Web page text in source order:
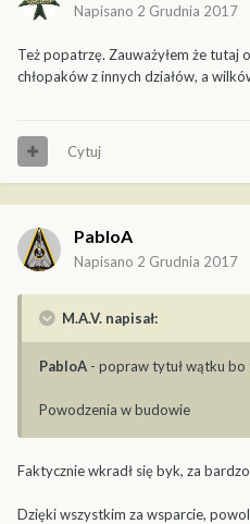
Napisano 2 Grudnia 2017
Też popatrzę. Zauważyłem że
chłopaków z innych działów, a
Cytuj
PabloA
Napisano 2 Grudnia 2017
M.A.V. napisał:
PabloA - popraw tytuł wątku bo
Powodzenia w budowie
Faktycznie wkradł się byk, za
Dzięki wszystkim za wsparcie,